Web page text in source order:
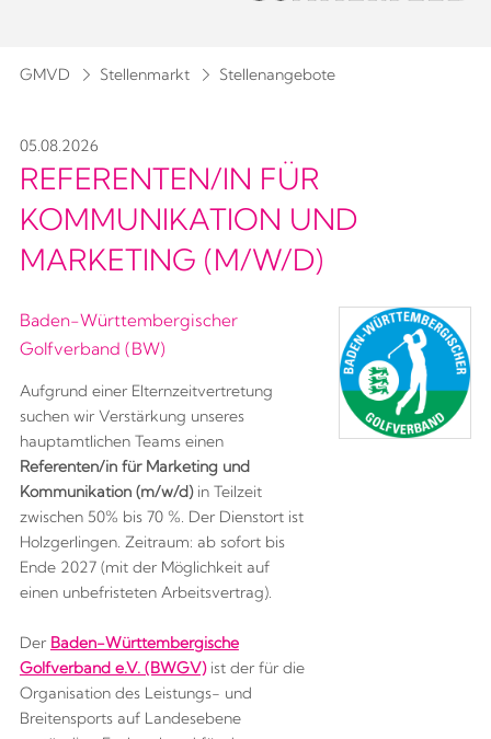
GMVD Stellenmarkt Stellenangebote
05.08.2026
REFERENTEN/IN FÜR
KOMMUNIKATION UND
MARKETING (M/W/D)
Baden-Württembergischer
Golfverband (BW)
Aufgrund einer Elternzeitvertretung
suchen wir Verstärkung unseres
hauptamtlichen Teams einen
Referenten/in für Marketing und
Kommunikation (m/w/d)in Teilzeit
zwischen 50% bis 70 %. Der Dienstort ist
Holzgerlingen. Zeitraum: ab sofort bis
Ende 2027 (mit der Möglichkeit auf
einen unbefristeten Arbeitsvertrag).
Der Baden-Württembergische
Golfverband e.V. (BWGV)ist der für die
Organisation des Leistungs- und
Breitensports auf Landesebene